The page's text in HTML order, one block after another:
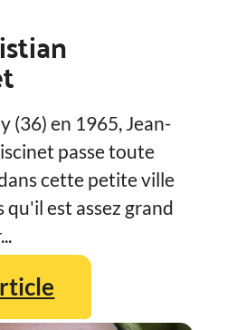
(36) en 1965, Jean-
passe toute
cette petite ville
qu'il est assez grand